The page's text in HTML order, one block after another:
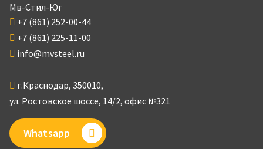
Мв-Стил-Юг
+7 (861) 252-00-44
+7 (861) 225-11-00
info@mvsteel.ru
г.Краснодар, 350010,
ул. Ростовское шоссе, 14/2, офис №321
Whatsapp